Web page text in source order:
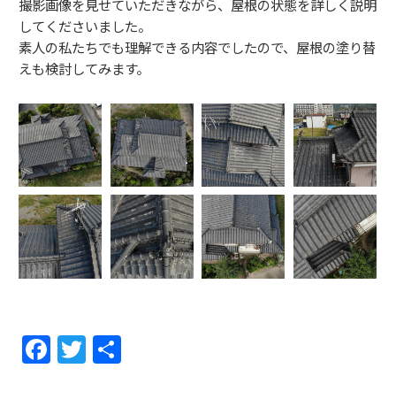
撮影画像を見せていただきながら、屋根の状態を詳しく説明
してくださいました。
素人の私たちでも理解できる内容でしたので、屋根の塗り替
えも検討してみます。
F
a
T
w